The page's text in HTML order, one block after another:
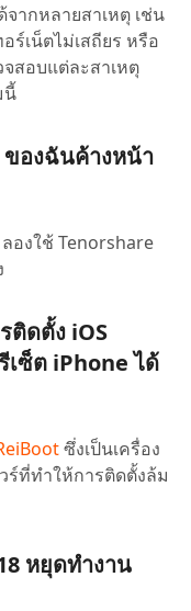
จากหลายสาเหตุ เช่น
ร์เน็ตไม่เสถียร หรือ
สอบแต่ละสาเหตุ
นี้
ของฉันค้างหน้า
ลองใช้ Tenorshare
ติดตั้ง iOS
เซ็ต iPhone ได้
ซึ่งเป็นเครื่อง
ที่ทำให้การติดตั้งล้ม
หยุดทำงาน